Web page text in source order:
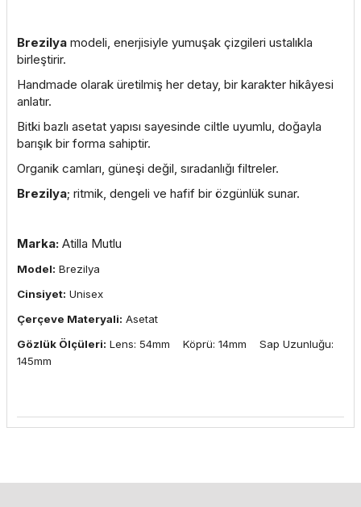
Brezilya modeli, enerjisiyle yumuşak çizgileri ustalıkla
birleştirir.
Handmade olarak üretilmiş her detay, bir karakter hikâyesi
anlatır.
Bitki bazlı asetat yapısı sayesinde ciltle uyumlu, doğayla
barışık bir forma sahiptir.
Organik camları, güneşi değil, sıradanlığı filtreler.
Brezilya; ritmik, dengeli ve hafif bir özgünlük sunar.
Marka: Atilla Mutlu
Model: Brezilya
Cinsiyet: Unisex
Çerçeve Materyali: Asetat
Gözlük Ölçüleri: Lens: 54mm Köprü: 14mm Sap Uzunluğu:
145mm